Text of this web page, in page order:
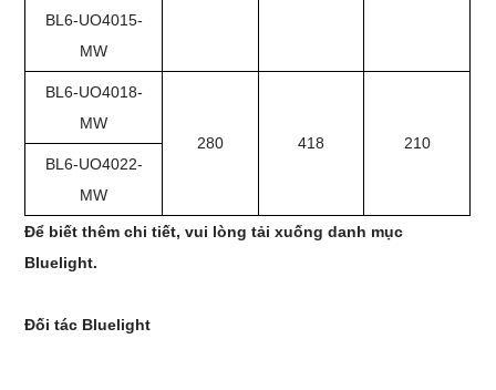
BL6-UO4015-
MW
BL6-UO4018-
MW
280
418
210
BL6-UO4022-
MW
Để biết thêm chi tiết, vui lòng tải xuống danh mục
Bluelight.
Đối tác Bluelight